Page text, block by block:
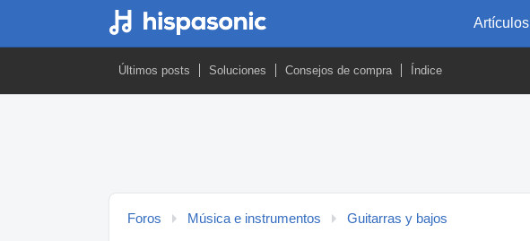
Artículos
Últimos posts Soluciones Consejos de compra Índice
Foros Música e instrumentos Guitarras y bajos